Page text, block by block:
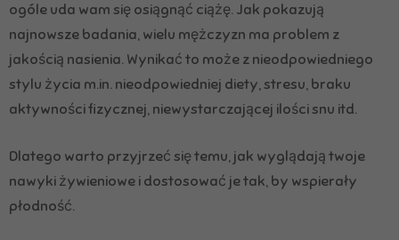
ogóle uda wam się osiągnąć ciążę. Jak pokazują
najnowsze badania, wielu mężczyzn ma problem z
jakością nasienia. Wynikać to może z nieodpowiedniego
stylu życia m.in. nieodpowiedniej diety, stresu, braku
aktywności fizycznej, niewystarczającej ilości snu itd.
Dlatego warto przyjrzeć się temu, jak wyglądają twoje
nawyki żywieniowe i dostosować je tak, by wspierały
płodność.